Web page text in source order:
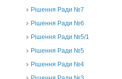
Рішення Ради №7
Рішення Ради №6
Рішення Ради №5/1
Рішення Ради №5
Рішення Ради №4